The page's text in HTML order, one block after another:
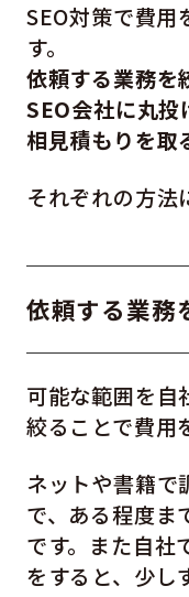
SEO対策で費用
す。
依頼する業務を
SEO会社に丸投
相見積もりを取
それぞれの方法
依頼する業務
可能な範囲を自
絞ることで費用
ネットや書籍で
で、ある程度ま
です。また自社
をすると、少し